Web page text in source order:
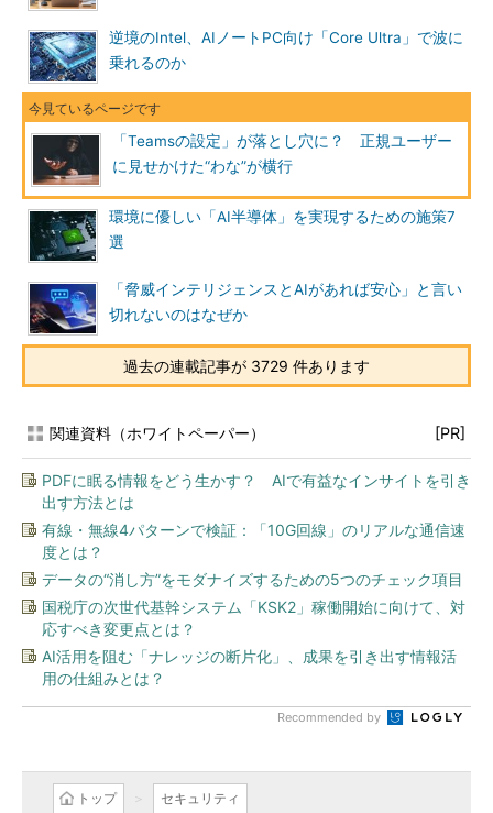
逆境のIntel、AIノートPC向け「Core Ultra」で波に
乗れるのか
「Teamsの設定」が落とし穴に？ 正規ユーザー
に見せかけた“わな”が横行
環境に優しい「AI半導体」を実現するための施策7
選
「脅威インテリジェンスとAIがあれば安心」と言い
切れないのはなぜか
過去の連載記事が 3729 件あります
関連資料（ホワイトペーパー） [PR]
PDFに眠る情報をどう生かす？ AIで有益なインサイトを引き
出す方法とは
有線・無線4パターンで検証：「10G回線」のリアルな通信速
度とは？
データの“消し方”をモダナイズするための5つのチェック項目
国税庁の次世代基幹システム「KSK2」稼働開始に向けて、対
応すべき変更点とは？
AI活用を阻む「ナレッジの断片化」、成果を引き出す情報活
用の仕組みとは？
Recommended by
トップ セキュリティ